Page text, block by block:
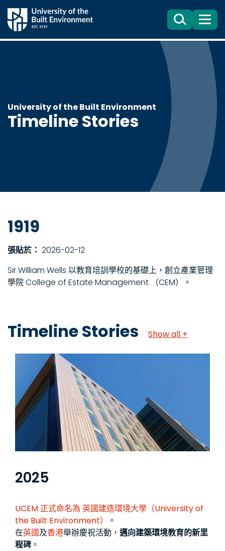
Search
目
錄
University of the Built Environment
Timeline Stories
1919
張貼於： 2026-02-12
Sir William Wells 以教育培訓學校的基礎上，創立產業管理
學院 College of Estate Management （CEM）。
Timeline Stories Show all +
2025
UCEM 正式命名為 英國建造環境大學（University of
the Built Environment）
。
在英國及香港舉辦慶祝活動， 邁向建築環境教育的新里
程碑 。